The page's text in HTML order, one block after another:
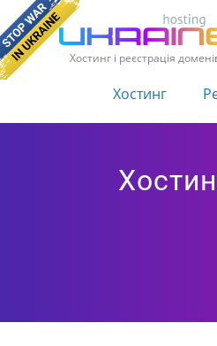
Хостинг і реєстрація
Хостинг